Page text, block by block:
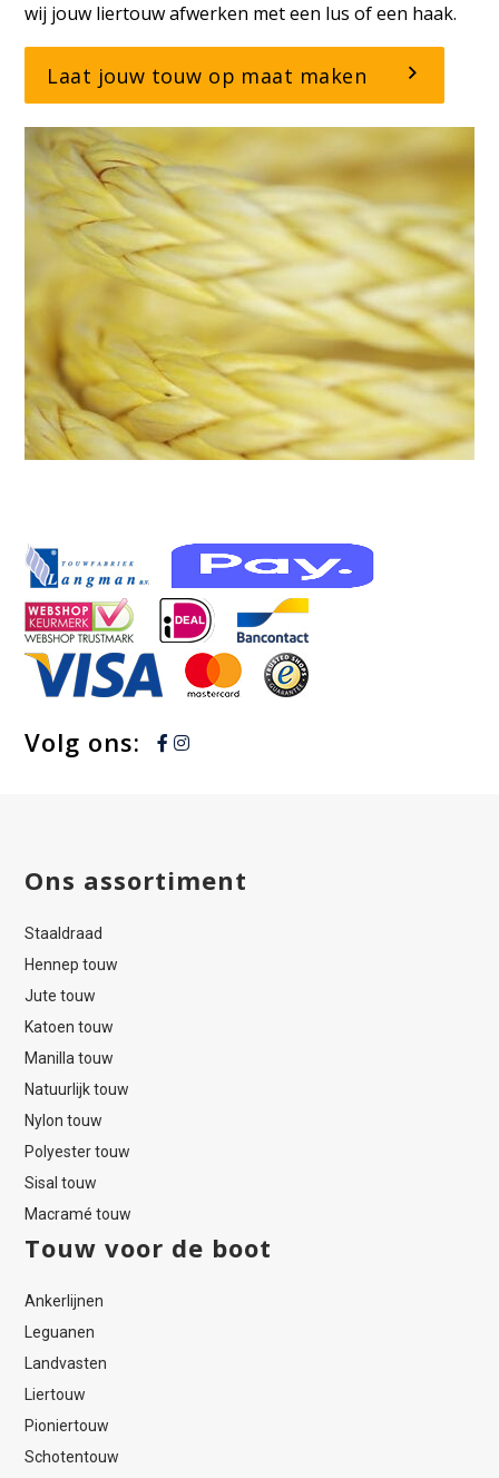
wij jouw liertouw afwerken met een lus of een haak.
Laat jouw touw op maat maken
Volg ons:
Ons assortiment
Staaldraad
Hennep touw
Jute touw
Katoen touw
Manilla touw
Natuurlijk touw
Nylon touw
Polyester touw
Sisal touw
Macramé touw
Touw voor de boot
Ankerlijnen
Leguanen
Landvasten
Liertouw
Pioniertouw
Schotentouw